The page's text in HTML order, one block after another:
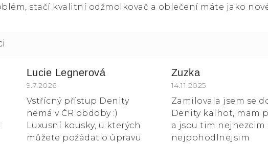
stačí kvalitní odžmolkovač a oblečení máte jako
hvězdiček.
Lucie Legnerová
Hodnocení obchodu je 5 z 5 hvězdiček.
9.7.2026
Vstřícný přístup Denity
nemá v ČR obdoby :)
Luxusní kousky, u kterých
můžete požádat o úpravu
Zuzka
Hodnocení obchodu
14.11.2025
Zamilovala jsem se
Denity kalhot, mam
a jsou tim nejhezcim
nejpohodlnejsim